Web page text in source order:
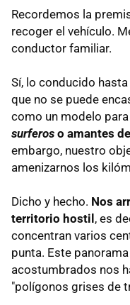
Recordemos la
recoger el vehículo.
conductor familiar.
Sí, lo conducido
que no se puede
como un modelo
surferos o amantes
embargo, nuestro
amenizarnos los
Dicho y hecho. Nos
territorio hostil , es
concentran varios
punta. Este
acostumbrados nos
"polígonos grises de